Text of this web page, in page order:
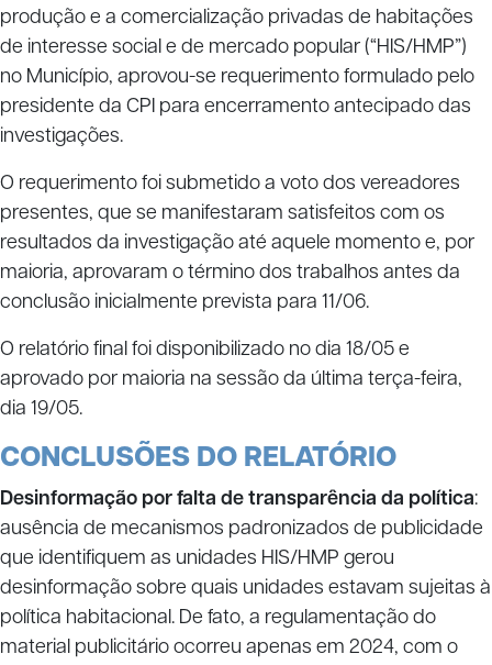
produção e a comercialização privadas de habitações
de interesse social e de mercado popular (“HIS/HMP”)
no Município, aprovou-se requerimento formulado pelo
presidente da CPI para encerramento antecipado das
investigações.
O requerimento foi submetido a voto dos vereadores
presentes, que se manifestaram satisfeitos com os
resultados da investigação até aquele momento e, por
maioria, aprovaram o término dos trabalhos antes da
conclusão inicialmente prevista para 11/06.
O relatório final foi disponibilizado no dia 18/05 e
aprovado por maioria na sessão da última terça-feira,
dia 19/05.
CONCLUSÕES DO RELATÓRIO
Desinformação por falta de transparência da política:
ausência de mecanismos padronizados de publicidade
que identifiquem as unidades HIS/HMP gerou
desinformação sobre quais unidades estavam sujeitas à
política habitacional. De fato, a regulamentação do
material publicitário ocorreu apenas em 2024, com o